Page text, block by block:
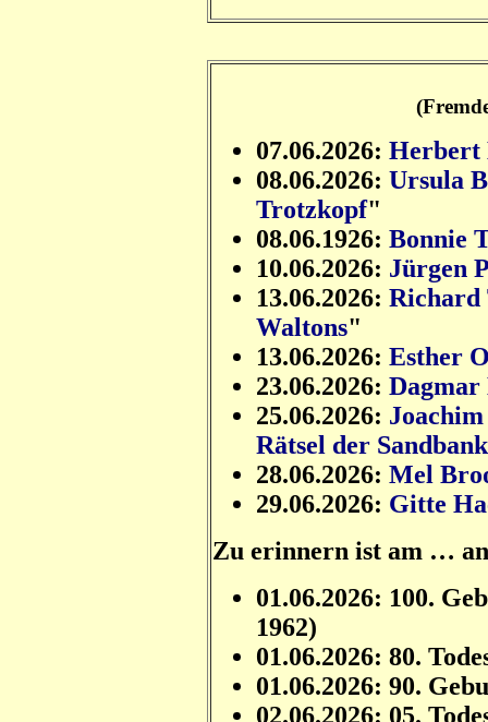
07.06.2026: Herbert
08.06.2026: Ursula
Trotzkopf"
08.06.1926: Bonnie
10.06.2026: Jürgen
13.06.2026: Richard
Waltons"
13.06.2026: Esther
23.06.2026: Dagmar
25.06.2026:
Rätsel der Sandbank
28.06.2026: Mel
29.06.2026: Gitte
Zu erinnern ist am …
01.06.2026: 100.
1962)
01.06.2026: 80.
01.06.2026: 90.
02.06.2026: 05.